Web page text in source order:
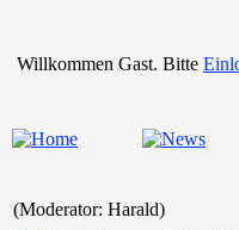
Willkommen Gast. Bitte
(Moderator: Harald)